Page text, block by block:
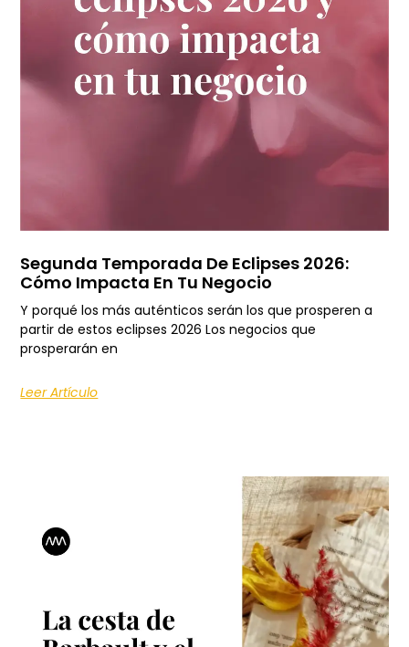
Segunda Temporada De Eclipses 2026:
Cómo Impacta En Tu Negocio
Y porqué los más auténticos serán los que prosperen a
partir de estos eclipses 2026 Los negocios que
prosperarán en
Leer Artículo